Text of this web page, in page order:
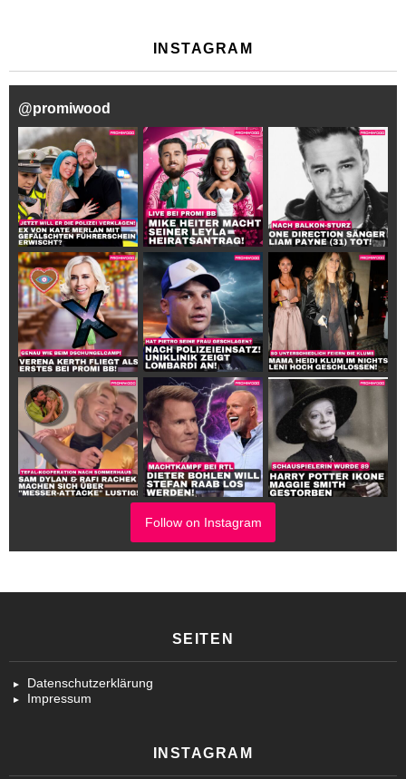
INSTAGRAM
@promiwood
Follow on Instagram
SEITEN
Datenschutzerklärung
Impressum
INSTAGRAM